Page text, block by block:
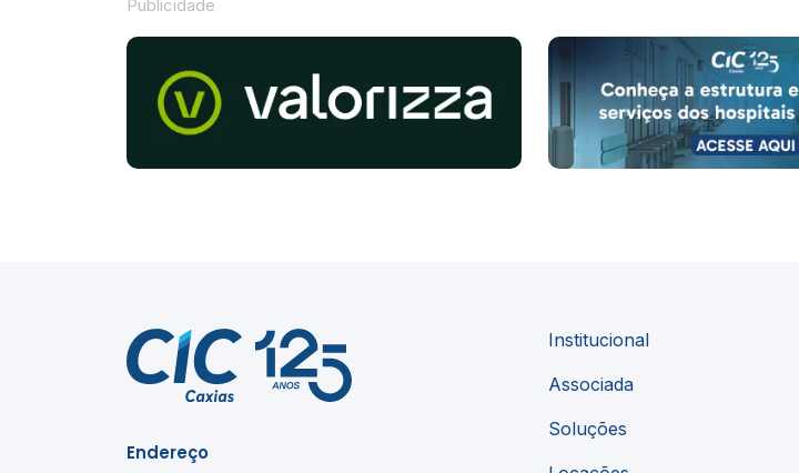
Publicidade
Endereço
Institucional
Associada
Soluções